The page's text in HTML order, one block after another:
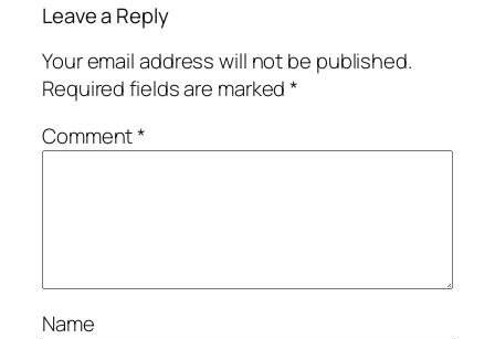
Leave a Reply
Your email address will not be published.
Required fields are marked*
Comment*
Name